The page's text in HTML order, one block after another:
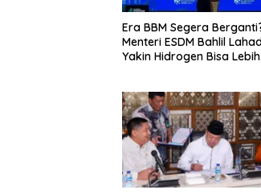
Era BBM Segera
Menteri ESDM Bahlil
Yakin Hidrogen Bisa Lebih